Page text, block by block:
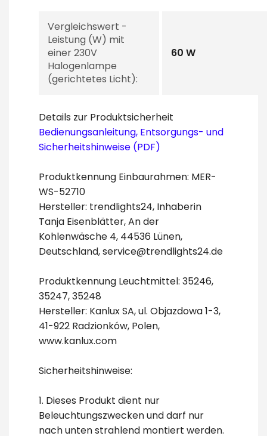
Vergleichswert -
Leistung (W) mit
einer 230V
Halogenlampe
(gerichtetes Licht):
60 W
Details zur Produktsicherheit
Bedienungsanleitung, Entsorgungs- und
Sicherheitshinweise (PDF)
Produktkennung Einbaurahmen: MER-
WS-52710
Hersteller: trendlights24, Inhaberin
Tanja Eisenblätter, An der
Kohlenwäsche 4, 44536 Lünen,
Deutschland, service@trendlights24.de
Produktkennung Leuchtmittel: 35246,
35247, 35248
Hersteller: Kanlux SA, ul. Objazdowa 1-3,
41-922 Radzionków, Polen,
www.kanlux.com
Sicherheitshinweise:
1. Dieses Produkt dient nur
Beleuchtungszwecken und darf nur
nach unten strahlend montiert werden.